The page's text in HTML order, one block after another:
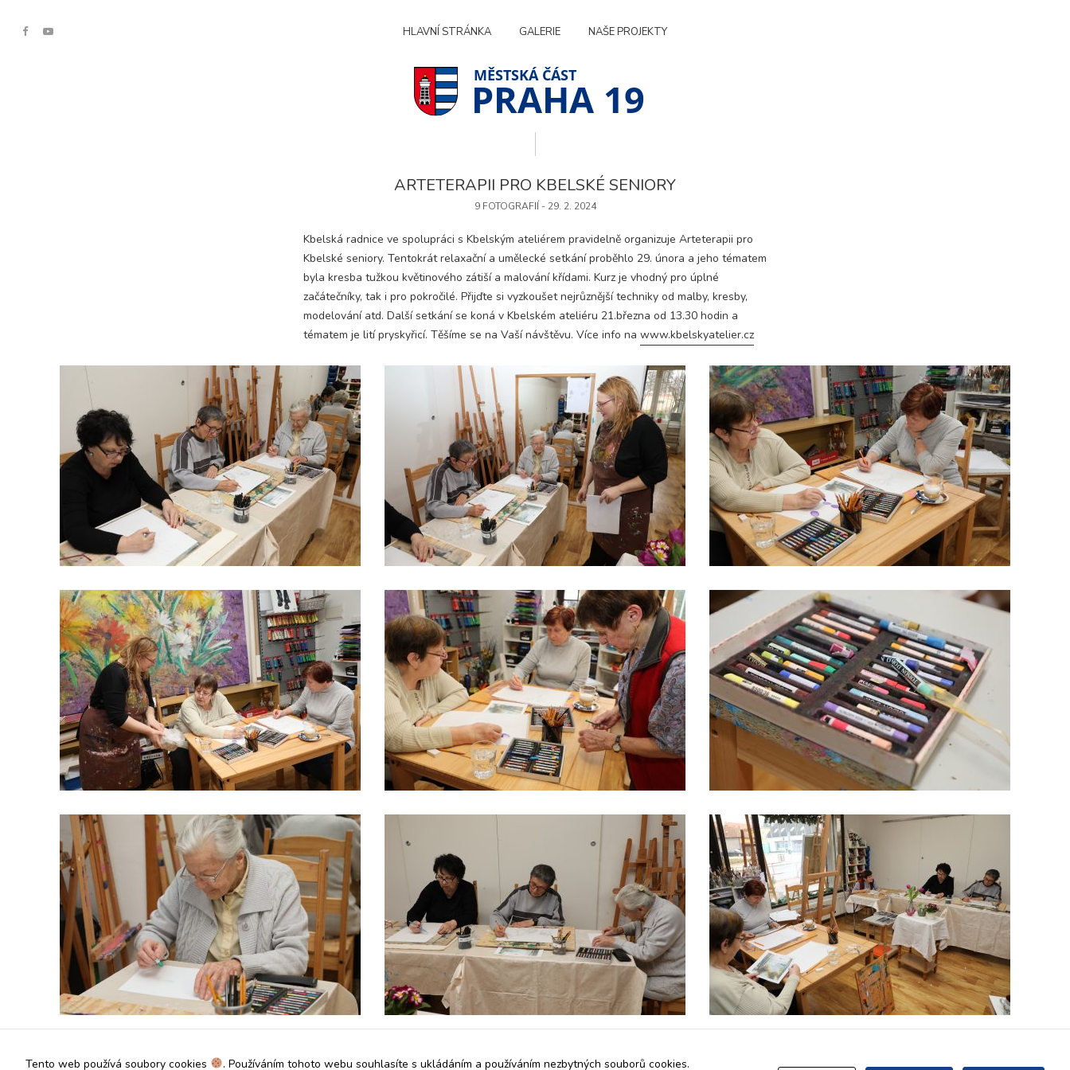
HLAVNÍ STRÁNKA GALERIE NAŠE PROJEKTY
MĚSTSKÁ ČÁST
PRAHA 19
ARTETERAPII PRO KBELSKÉ SENIORY
9 FOTOGRAFIÍ - 29. 2. 2024
Kbelská radnice ve spolupráci s Kbelským ateliérem pravidelně organizuje Arteterapii pro
Kbelské seniory. Tentokrát relaxační a umělecké setkání proběhlo 29. února a jeho tématem
byla kresba tužkou květinového zátiší a malování křídami. Kurz je vhodný pro úplné
začátečníky, tak i pro pokročilé. Přijďte si vyzkoušet nejrůznější techniky od malby, kresby,
modelování atd. Další setkání se koná v Kbelském ateliéru 21.března od 13.30 hodin a
tématem je lití pryskyřicí. Těšíme se na Vaší návštěvu. Více info na www.kbelskyatelier.cz
Tento web používá soubory cookies . Používáním tohoto webu souhlasíte s ukládáním a používáním nezbytných souborů cookies.
Technické
cookies jsou
nezbytné pro
správné
fungování
webu a všech
funkcí, které
nabízí.
Nepožadujeme
Váš souhlas s
využitím
technických
cookies na
našem webu. Z
technické
cookies
nemohou být
individuálně
deaktivovány
nebo
aktivovány.
Analytické
cookies
Analytické
cookies nám
měření výkonu
a našich
Jejich pomocí
určujeme
počet návštěv
a zdroje
návštěv našich
internetových
stránek. Data
získaná
pomocí těchto
cookies
souhrnně, bez